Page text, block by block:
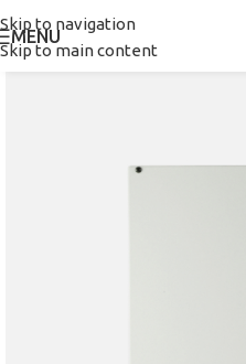
Skip to navigation
Skip to main content
MENU